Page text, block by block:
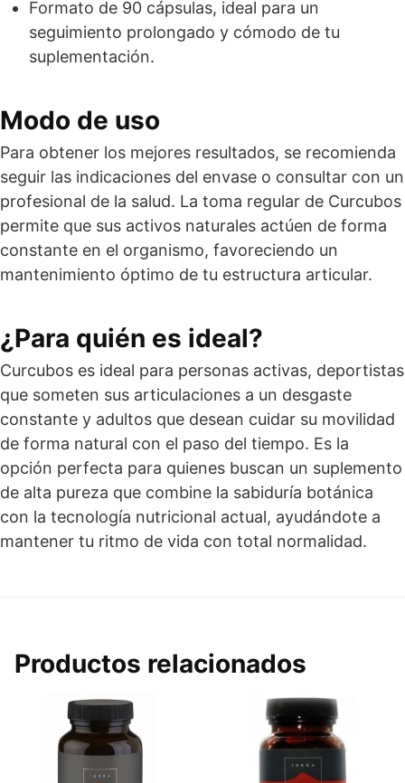
Formato de 90 cápsulas, ideal para un
seguimiento prolongado y cómodo de tu
suplementación.
Modo de uso
Para obtener los mejores resultados, se recomienda
seguir las indicaciones del envase o consultar con un
profesional de la salud. La toma regular de Curcubos
permite que sus activos naturales actúen de forma
constante en el organismo, favoreciendo un
mantenimiento óptimo de tu estructura articular.
¿Para quién es ideal?
Curcubos es ideal para personas activas, deportistas
que someten sus articulaciones a un desgaste
constante y adultos que desean cuidar su movilidad
de forma natural con el paso del tiempo. Es la
opción perfecta para quienes buscan un suplemento
de alta pureza que combine la sabiduría botánica
con la tecnología nutricional actual, ayudándote a
mantener tu ritmo de vida con total normalidad.
Productos relacionados